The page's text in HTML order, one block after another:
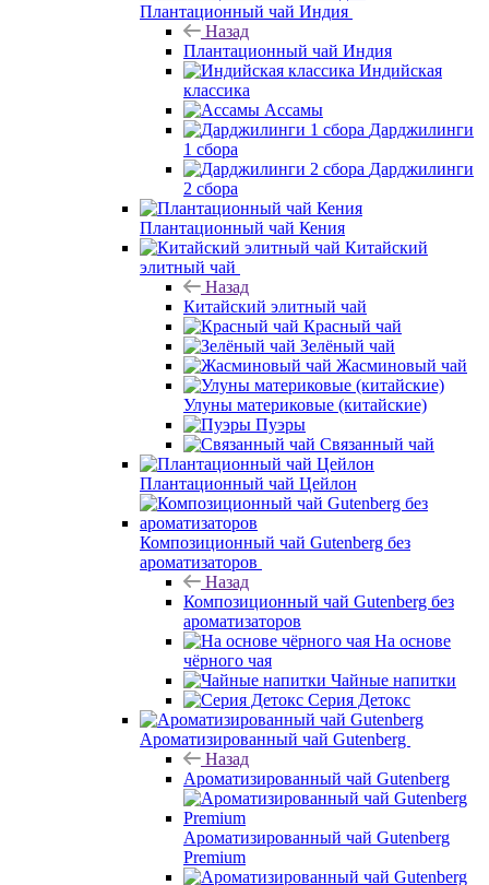
Плантационный чай Индия
Назад
Плантационный чай Индия
Индийская
классика
Ассамы
Дарджилинги
1 сбора
Дарджилинги
2 сбора
Плантационный чай Кения
Китайский
элитный чай
Назад
Китайский элитный чай
Красный чай
Зелёный чай
Жасминовый чай
Улуны материковые (китайские)
Пуэры
Связанный чай
Плантационный чай Цейлон
Композиционный чай Gutenberg без
ароматизаторов
Назад
Композиционный чай Gutenberg без
ароматизаторов
На основе
чёрного чая
Чайные напитки
Серия Детокс
Ароматизированный чай Gutenberg
Назад
Ароматизированный чай Gutenberg
Ароматизированный чай Gutenberg
Premium